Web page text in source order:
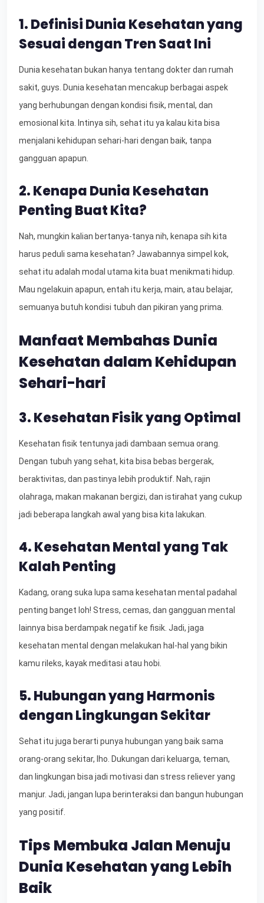
1. Definisi Dunia Kesehatan yang
Sesuai dengan Tren Saat Ini
Dunia kesehatan bukan hanya tentang dokter dan rumah
sakit, guys. Dunia kesehatan mencakup berbagai aspek
yang berhubungan dengan kondisi fisik, mental, dan
emosional kita. Intinya sih, sehat itu ya kalau kita bisa
menjalani kehidupan sehari-hari dengan baik, tanpa
gangguan apapun.
2. Kenapa Dunia Kesehatan
Penting Buat Kita?
Nah, mungkin kalian bertanya-tanya nih, kenapa sih kita
harus peduli sama kesehatan? Jawabannya simpel kok,
sehat itu adalah modal utama kita buat menikmati hidup.
Mau ngelakuin apapun, entah itu kerja, main, atau belajar,
semuanya butuh kondisi tubuh dan pikiran yang prima.
Manfaat Membahas Dunia
Kesehatan dalam Kehidupan
Sehari-hari
3. Kesehatan Fisik yang Optimal
Kesehatan fisik tentunya jadi dambaan semua orang.
Dengan tubuh yang sehat, kita bisa bebas bergerak,
beraktivitas, dan pastinya lebih produktif. Nah, rajin
olahraga, makan makanan bergizi, dan istirahat yang cukup
jadi beberapa langkah awal yang bisa kita lakukan.
4. Kesehatan Mental yang Tak
Kalah Penting
Kadang, orang suka lupa sama kesehatan mental padahal
penting banget loh! Stress, cemas, dan gangguan mental
lainnya bisa berdampak negatif ke fisik. Jadi, jaga
kesehatan mental dengan melakukan hal-hal yang bikin
kamu rileks, kayak meditasi atau hobi.
5. Hubungan yang Harmonis
dengan Lingkungan Sekitar
Sehat itu juga berarti punya hubungan yang baik sama
orang-orang sekitar, lho. Dukungan dari keluarga, teman,
dan lingkungan bisa jadi motivasi dan stress reliever yang
manjur. Jadi, jangan lupa berinteraksi dan bangun hubungan
yang positif.
Tips Membuka Jalan Menuju
Dunia Kesehatan yang Lebih
Baik